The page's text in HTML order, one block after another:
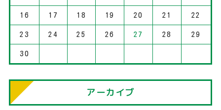
16 17 18 19 20 21 22
23 24 25 26 27 28 29
30
アーカイブ